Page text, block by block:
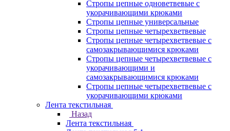
Стропы цепные одноветвевые с
укорачивающими крюками
Стропы цепные универсальные
Стропы цепные четырехветвевые
Стропы цепные четырехветвевые с
самозакрывающимися крюками
Стропы цепные четырехветвевые с
укорачивающими и
самозакрывающимися крюками
Стропы цепные четырехветвевые с
укорачивающими крюками
Лента текстильная
Назад
Лента текстильная